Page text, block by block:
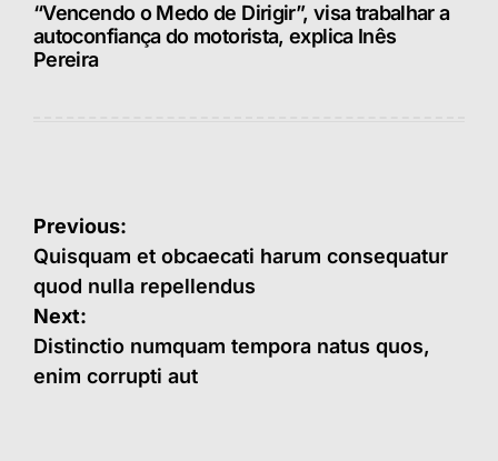
“Vencendo o Medo de Dirigir”, visa trabalhar a
autoconfiança do motorista, explica Inês
Pereira
Navegação
de
Post
Previous:
Quisquam et obcaecati harum consequatur
quod nulla repellendus
Next:
Distinctio numquam tempora natus quos,
enim corrupti aut